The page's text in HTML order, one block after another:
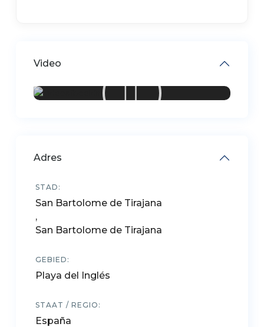
Video
Adres
STAD:
San Bartolome de Tirajana
,
San Bartolome de Tirajana
GEBIED:
Playa del Inglés
STAAT / REGIO:
España